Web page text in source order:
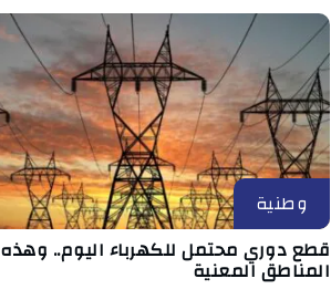
وطنية
قطع دوري محتمل للكهرباء اليوم.. وهذه
المناطق المعنية